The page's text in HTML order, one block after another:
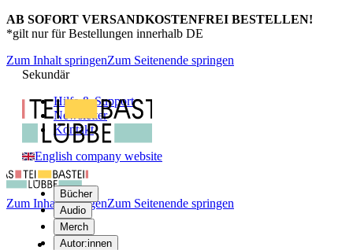
AB SOFORT VERSANDKOSTENFREI BESTELLEN!
*gilt nur für Bestellungen innerhalb DE
Zum Inhalt springenZum Seitenende springen
Sekundär
Hilfe & Support
Newsletter
Kontakt
English company website
Bücher
Audio
Merch
Autor:innen
Zum Inhalt springenZum Seitenende springen